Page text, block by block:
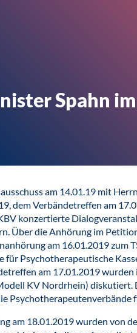
Spahn
am 14.01.19 mit
dem Verbändetreffen am
konzertierte
Über die Anhörung im
am 16.01.2019 zum
für Psychotherapeutische
am 17.01.2019
KV Nordrhein) diskutiert.
Psychotherapeutenverbände
am 18.01.2019 wurden von